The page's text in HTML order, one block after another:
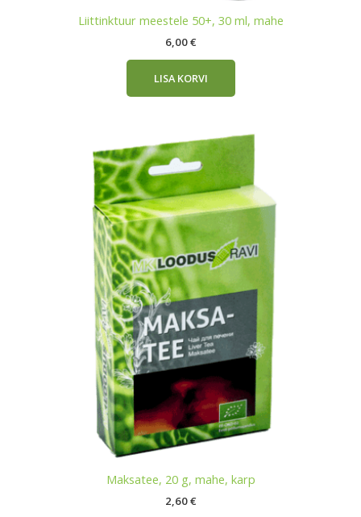
Liittinktuur meestele 50+, 30 ml, mahe
6,00€
LISA KORVI
Maksatee, 20 g, mahe, karp
2,60€